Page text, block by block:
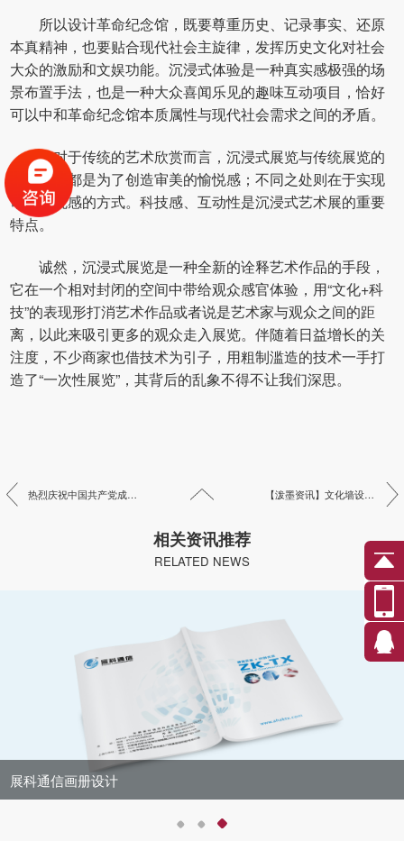
所以设计革命纪念馆，既要尊重历史、记录事实、还原
本真精神，也要贴合现代社会主旋律，发挥历史文化对社会
大众的激励和文娱功能。沉浸式体验是一种真实感极强的场
景布置手法，也是一种大众喜闻乐见的趣味互动项目，恰好
可以中和革命纪念馆本质属性与现代社会需求之间的矛盾。
相对于传统的艺术欣赏而言，沉浸式展览与传统展览的
重要目标都是为了创造审美的愉悦感；不同之处则在于实现
审美愉悦感的方式。科技感、互动性是沉浸式艺术展的重要
特点。
诚然，沉浸式展览是一种全新的诠释艺术作品的手段，
它在一个相对封闭的空间中带给观众感官体验，用“文化+科
技”的表现形打消艺术作品或者说是艺术家与观众之间的距
离，以此来吸引更多的观众走入展览。伴随着日益增长的关
注度，不少商家也借技术为引子，用粗制滥造的技术一手打
造了“一次性展览”，其背后的乱象不得不让我们深思。
热烈庆祝中国共产党成立一百周年！ 【泼墨资讯】文化墙设计制作的意义！
相关资讯推荐
RELATED NEWS
展科通信画册设计